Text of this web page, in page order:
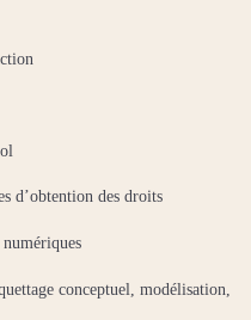
d’obtention des droits
conceptuel, modélisation,